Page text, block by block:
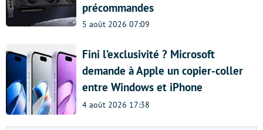
précommandes
5 août 2026 07:09
Fini l’exclusivité ? Microsoft
demande à Apple un copier-coller
entre Windows et iPhone
4 août 2026 17:38